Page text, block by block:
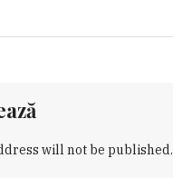
will not be published.